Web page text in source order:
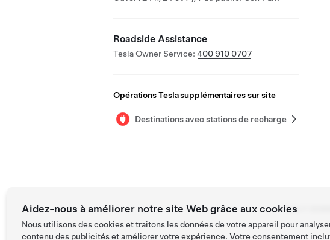
Roadside Assistance
Tesla Owner Service: 400 910 0707
Opérations Tesla supplémentaires sur site
Destinations avec stations de recharge
Tesla ©
Aidez-nous à améliorer notre site Web grâce aux cookies
Nous utilisons des cookies et traitons les données de votre appareil pour
contenu des publicités et améliorer votre expérience. Votre consentement